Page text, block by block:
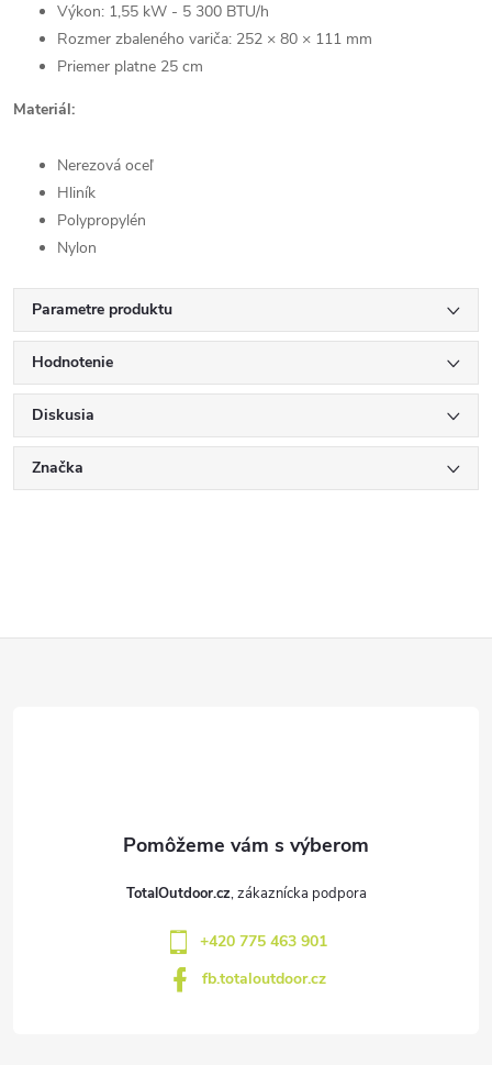
Výkon: 1,55 kW - 5 300 BTU/h
Rozmer zbaleného variča: 252 × 80 × 111 mm
Priemer platne 25 cm
Materiál:
Nerezová oceľ
Hliník
Polypropylén
Nylon
Parametre produktu
Hodnotenie
Diskusia
Značka
TotalOutdoor.cz
+420 775 463 901
fb.totaloutdoor.cz